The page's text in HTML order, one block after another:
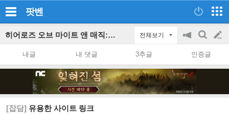
팟벤
히어로즈 오브 마이트 앤 매직: 올든 에라 파티 인벤 전체보기
공
on/off
검
색
글
쓰
내글 내 댓글 3추글 인증글
[잡담] 유용한 사이트 링크